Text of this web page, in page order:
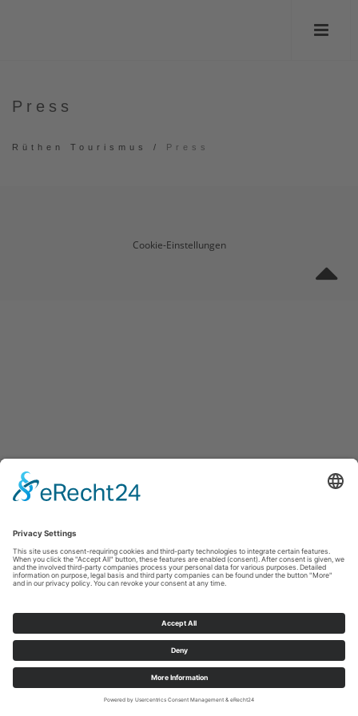
Press
Rüthen Tourismus / Press
Cookie-Einstellungen